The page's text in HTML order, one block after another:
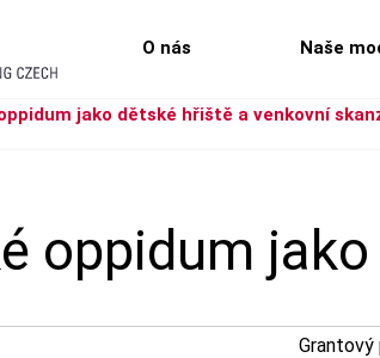
O nás Naše
jako dětské hřiště a venkovní
oppidum
Grantový